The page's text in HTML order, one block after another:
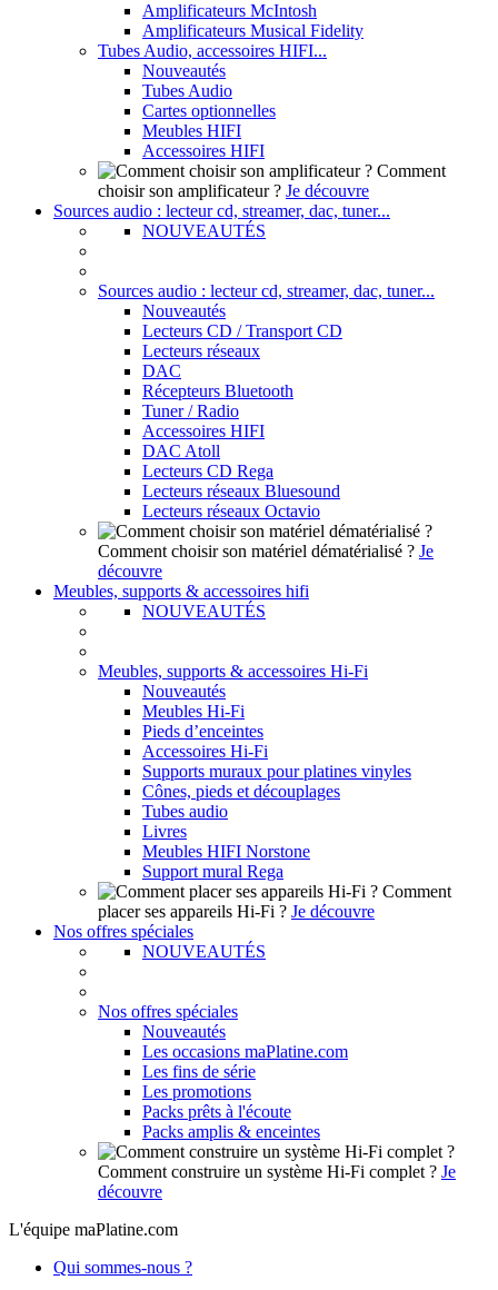
Amplificateurs McIntosh
Amplificateurs Musical Fidelity
Tubes Audio, accessoires HIFI...
Nouveautés
Tubes Audio
Cartes optionnelles
Meubles HIFI
Accessoires HIFI
Comment
choisir son amplificateur ? Je découvre
Sources audio : lecteur cd, streamer, dac, tuner...
NOUVEAUTÉS
Sources audio : lecteur cd, streamer, dac, tuner...
Nouveautés
Lecteurs CD / Transport CD
Lecteurs réseaux
DAC
Récepteurs Bluetooth
Tuner / Radio
Accessoires HIFI
DAC Atoll
Lecteurs CD Rega
Lecteurs réseaux Bluesound
Lecteurs réseaux Octavio
Comment choisir son matériel dématérialisé ? Je
découvre
Meubles, supports & accessoires hifi
NOUVEAUTÉS
Meubles, supports & accessoires Hi-Fi
Nouveautés
Meubles Hi-Fi
Pieds d’enceintes
Accessoires Hi-Fi
Supports muraux pour platines vinyles
Cônes, pieds et découplages
Tubes audio
Livres
Meubles HIFI Norstone
Support mural Rega
Comment
placer ses appareils Hi-Fi ? Je découvre
Nos offres spéciales
NOUVEAUTÉS
Nos offres spéciales
Nouveautés
Les occasions maPlatine.com
Les fins de série
Les promotions
Packs prêts à l'écoute
Packs amplis & enceintes
Comment construire un système Hi-Fi complet ? Je
découvre
L'équipe maPlatine.com
Qui sommes-nous ?